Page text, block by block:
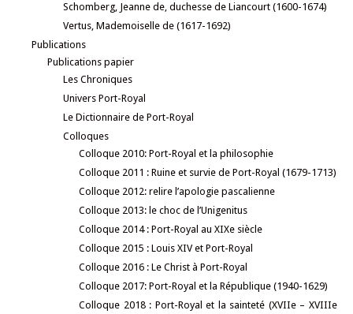
Schomberg, Jeanne de, duchesse de Liancourt (1600-1674)
Vertus, Mademoiselle de (1617-1692)
Publications
Publications papier
Les Chroniques
Univers Port-Royal
Le Dictionnaire de Port-Royal
Colloques
Colloque 2010: Port-Royal et la philosophie
Colloque 2011 : Ruine et survie de Port-Royal (1679-1713)
Colloque 2012: relire l’apologie pascalienne
Colloque 2013: le choc de l’Unigenitus
Colloque 2014 : Port-Royal au XIXe siècle
Colloque 2015 : Louis XIV et Port-Royal
Colloque 2016 : Le Christ à Port-Royal
Colloque 2017: Port-Royal et la République (1940-1629)
Colloque 2018 : Port-Royal et la sainteté (XVIIe – XVIIIe